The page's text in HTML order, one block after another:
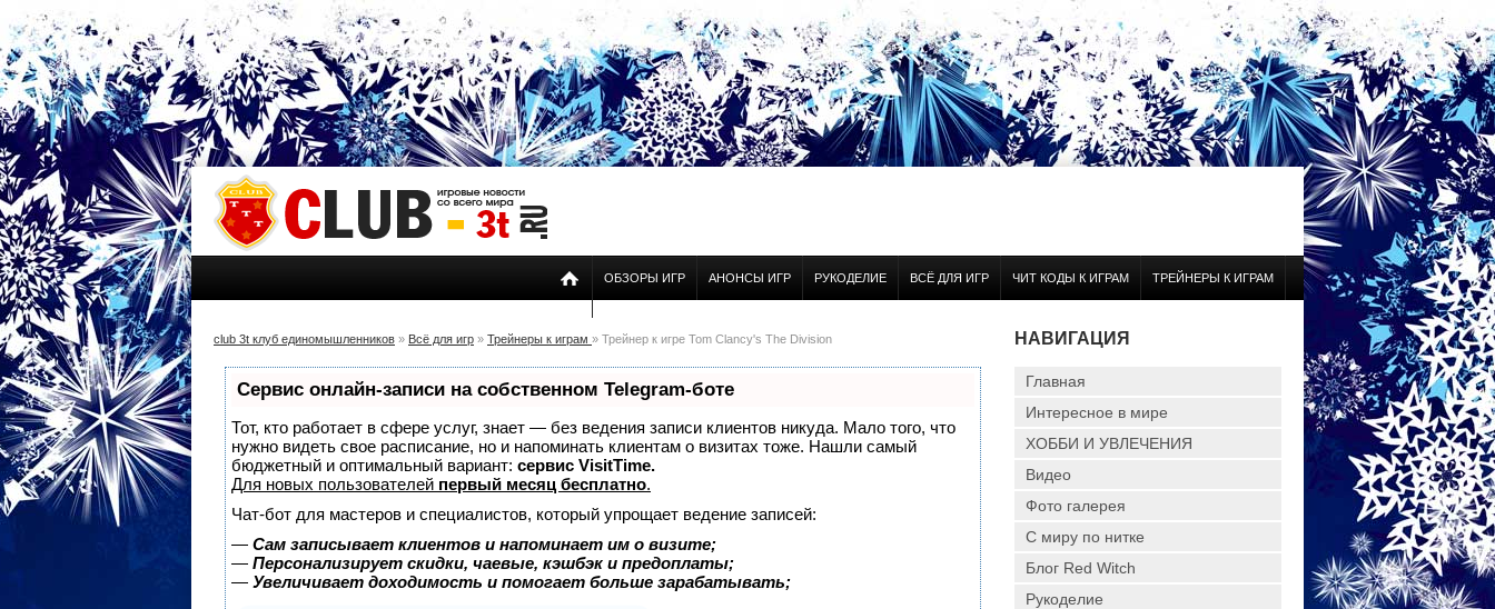
ОБЗОРЫ ИГР АНОНСЫ ИГР РУКОДЕЛИЕ ВСЁ ДЛЯ ИГР ЧИТ КОДЫ К ИГРАМ ТРЕЙНЕРЫ К ИГРАМ
club 3t клуб единомышленников » Всё для игр » Трейнеры к играм » Трейнер к игре Tom Clancy's The Division
Сервис онлайн-записи на собственном Telegram-боте
Тот, кто работает в сфере услуг, знает — без ведения записи клиентов никуда. Мало того, что
нужно видеть свое расписание, но и напоминать клиентам о визитах тоже. Нашли самый
бюджетный и оптимальный вариант: сервис VisitTime.
Для новых пользователей первый месяц бесплатно.
Чат-бот для мастеров и специалистов, который упрощает ведение записей:
— Сам записывает клиентов и напоминает им о визите;
— Персонализирует скидки, чаевые, кэшбэк и предоплаты;
— Увеличивает доходимость и помогает больше зарабатывать;
НАВИГАЦИЯ
Главная
Интересное в мире
ХОББИ И УВЛЕЧЕНИЯ
Видео
Фото галерея
С миру по нитке
Блог Red Witch
Рукоделие